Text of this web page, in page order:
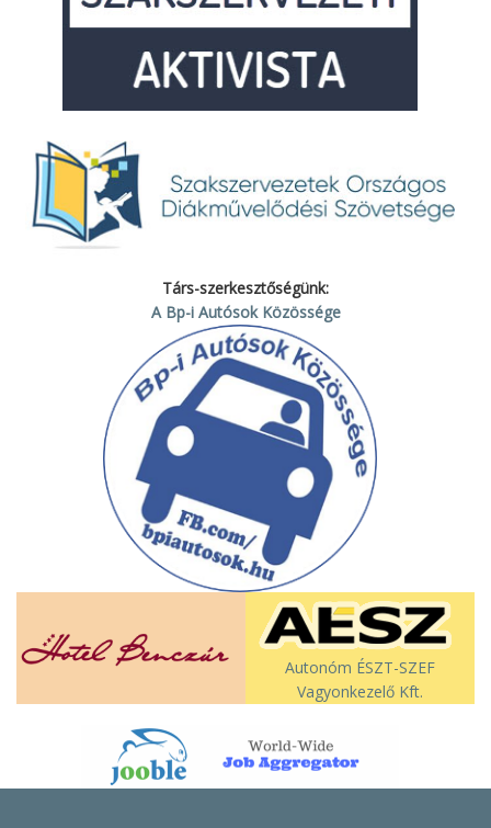
Társ-szerkesztőségünk:
A Bp-i Autósok Közössége
Autonóm ÉSZT-SZEF
Vagyonkezelő Kft.